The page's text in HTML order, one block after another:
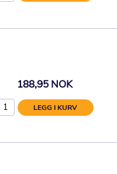
188,95 NOK
LEGG I KURV